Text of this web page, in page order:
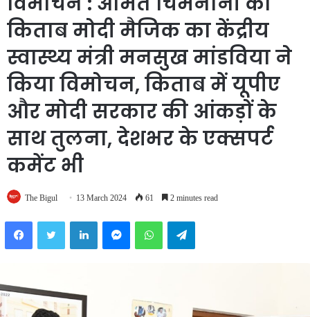
किताब मोदी मैजिक का केंद्रीय
स्वास्थ्य मंत्री मनसुख मांडविया ने
किया विमोचन, किताब में यूपीए
और मोदी सरकार की आंकड़ों के
साथ तुलना, देशभर के एक्सपर्ट
कमेंट भी
The Bigul 13 March 2024 61 2 minutes read
FacebookTwitter LinkedInMessengerWhatsAppTelegram